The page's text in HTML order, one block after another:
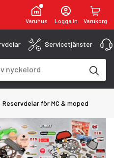
Varuhus Logga in Varukorg
Servicetjänster
Reservdelar för MC & moped